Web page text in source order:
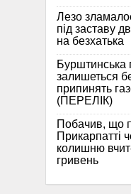
Лезо
під заставу
на безхатька
Бурштинська
залишеться
припинять
(ПЕРЕЛІК)
Побачив, що
Прикарпатті
колишню
гривень